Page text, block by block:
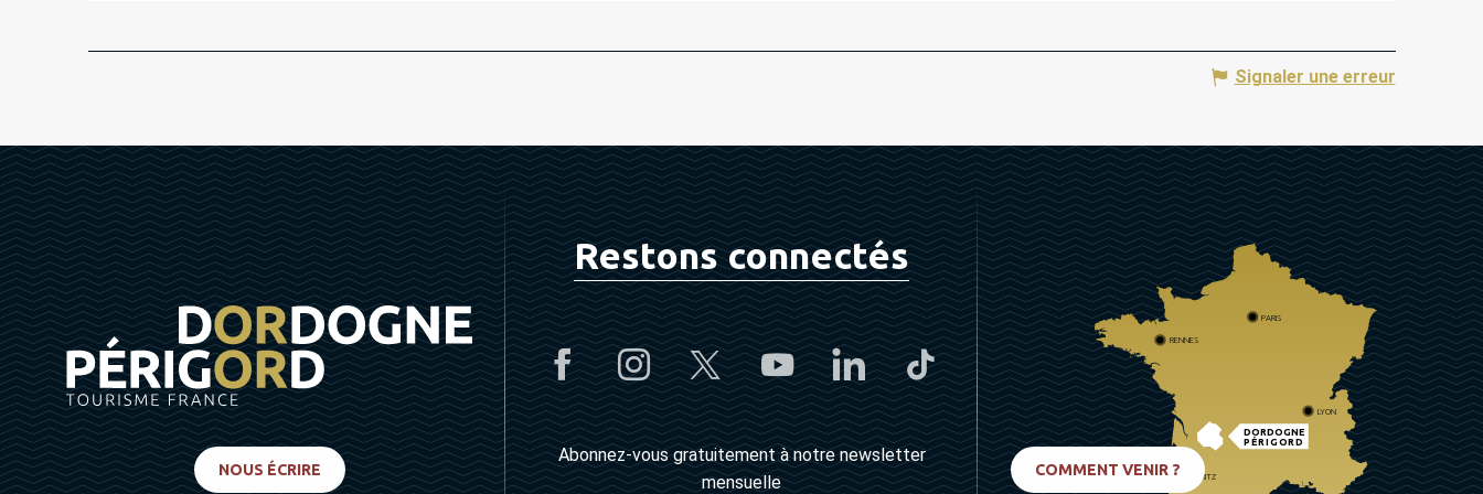
Signaler une erreur
NOUS ÉCRIRE
Restons connectés
Abonnez-vous gratuitement à notre newsletter
mensuelle
DORDOGNE
PÉRIGORD
PARIS
RENNES
LYON
BIARRITZ
COMMENT VENIR ?